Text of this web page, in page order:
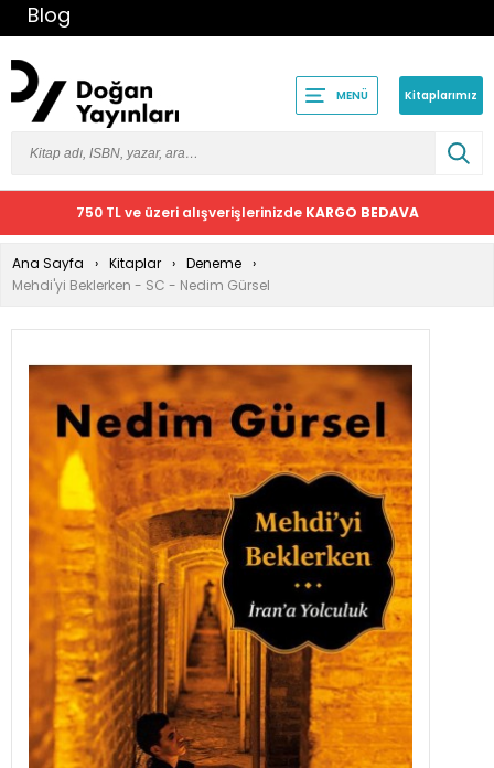
Blog
MENÜ Kitaplarımız
750 TL ve üzeri alışverişlerinizde KARGO BEDAVA
Ana Sayfa Kitaplar
Deneme
Mehdi'yi Beklerken - SC - Nedim Gürsel